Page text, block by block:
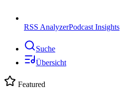
RSS AnalyzerPodcast Insights
Suche
Übersicht
Featured